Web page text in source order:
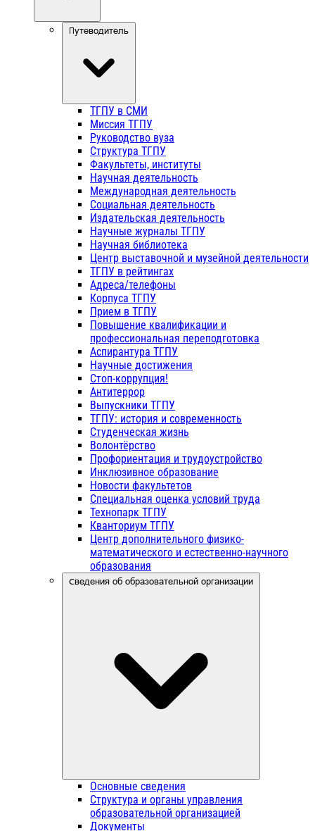
Путеводитель
ТГПУ в СМИ
Миссия ТГПУ
Руководство вуза
Структура ТГПУ
Факультеты, институты
Научная деятельность
Международная деятельность
Социальная деятельность
Издательская деятельность
Научные журналы ТГПУ
Научная библиотека
Центр выставочной и музейной деятельности
ТГПУ в рейтингах
Адреса/телефоны
Корпуса ТГПУ
Прием в ТГПУ
Повышение квалификации и
профессиональная переподготовка
Аспирантура ТГПУ
Научные достижения
Стоп-коррупция!
Антитеррор
Выпускники ТГПУ
ТГПУ: история и современность
Студенческая жизнь
Волонтёрство
Профориентация и трудоустройство
Инклюзивное образование
Новости факультетов
Специальная оценка условий труда
Технопарк ТГПУ
Кванториум ТГПУ
Центр дополнительного физико-
математического и естественно-научного
образования
Сведения об образовательной организации
Основные сведения
Структура и органы управления
образовательной организацией
Документы